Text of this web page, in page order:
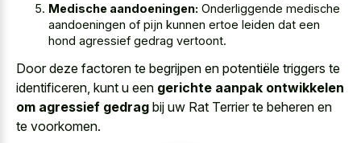
Medische aandoeningen: Onderliggende medische
aandoeningen of pijn kunnen ertoe leiden dat een
hond agressief gedrag vertoont.
Door deze factoren te begrijpen en potentiële triggers te
identificeren, kunt u een gerichte aanpak ontwikkelen
om agressief gedrag bij uw Rat Terrier te beheren en
te voorkomen.